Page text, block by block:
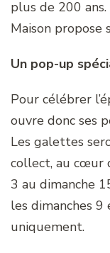
plus de 200
Maison propose
Un pop-up
Pour célébrer
ouvre donc ses
Les galettes
collect, au cœur
3 au dimanche
les dimanches
uniquement.